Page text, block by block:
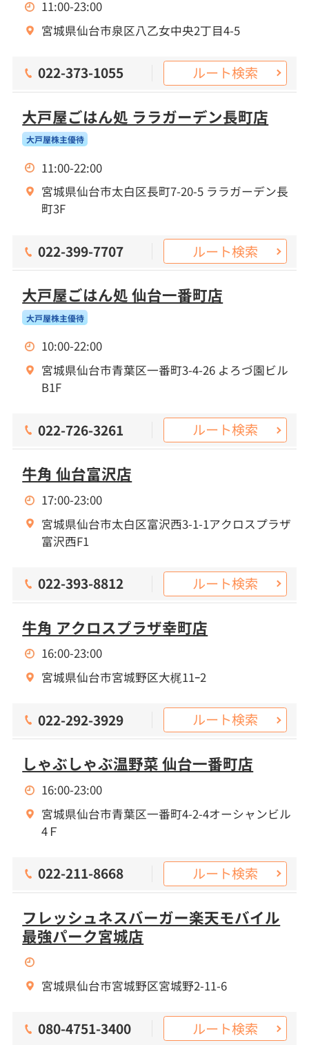
11:00-23:00
宮城県仙台市泉区八乙女中央2丁目4-5
022-373-1055 ルート検索
大戸屋ごはん処 ララガーデン長町店
大戸屋株主優待
11:00-22:00
宮城県仙台市太白区長町7-20-5 ララガーデン長
町3F
022-399-7707 ルート検索
大戸屋ごはん処 仙台一番町店
大戸屋株主優待
10:00-22:00
宮城県仙台市青葉区一番町3-4-26 よろづ園ビル
B1F
022-726-3261 ルート検索
牛角 仙台富沢店
17:00-23:00
宮城県仙台市太白区富沢西3-1-1アクロスプラザ
富沢西F1
022-393-8812 ルート検索
牛角 アクロスプラザ幸町店
16:00-23:00
宮城県仙台市宮城野区大梶11ｰ2
022-292-3929 ルート検索
しゃぶしゃぶ温野菜 仙台一番町店
16:00-23:00
宮城県仙台市青葉区一番町4-2-4オーシャンビル
4Ｆ
022-211-8668 ルート検索
フレッシュネスバーガー楽天モバイル
最強パーク宮城店
宮城県仙台市宮城野区宮城野2-11-6
080-4751-3400 ルート検索